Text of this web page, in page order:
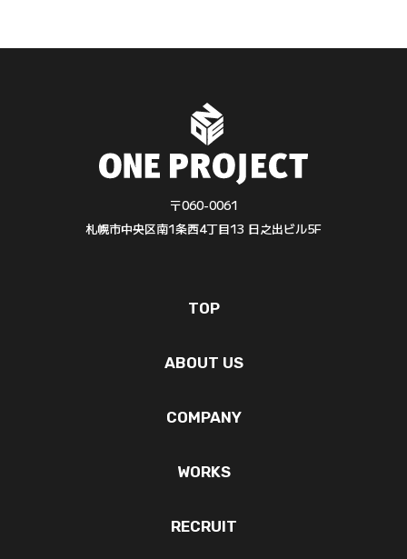
〒060-0061
札幌市中央区南1条西4丁目13 日之出ビル5F
TOP
ABOUT US
COMPANY
WORKS
RECRUIT